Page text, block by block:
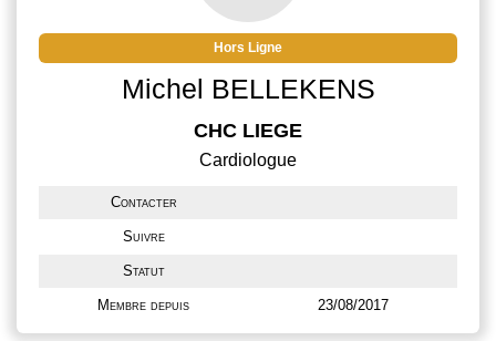
Hors Ligne
Michel BELLEKENS
CHC LIEGE
Cardiologue
Contacter
Suivre
Statut
Membre depuis 23/08/2017